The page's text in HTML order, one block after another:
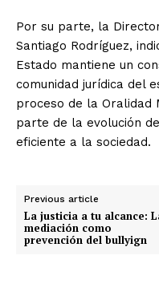
+ Todas las formas de
Por su parte, la
Santiago Rodríguez,
Estado mantiene un
comunidad jurídica del
proceso de la Oralidad
parte de la evolución
eficiente a la sociedad.
Previous article
La justicia a tu alcance:
mediación como
prevención del bullyign